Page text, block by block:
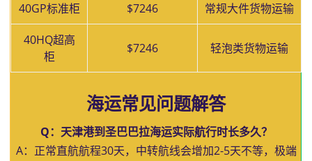
40GP标准柜 $7246 常规大件货物运输
40HQ超高
柜
$7246 轻泡类货物运输
海运常见问题解答
Q：天津港到圣巴巴拉海运实际航行时长多久？
A：正常直航航程30天，中转航线会增加2-5天不等，极端